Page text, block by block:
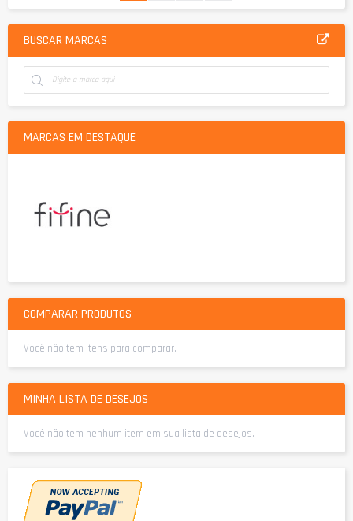
BUSCAR MARCAS
MARCAS EM DESTAQUE
COMPARAR PRODUTOS
Você não tem itens para comparar.
MINHA LISTA DE DESEJOS
Você não tem nenhum item em sua lista de desejos.